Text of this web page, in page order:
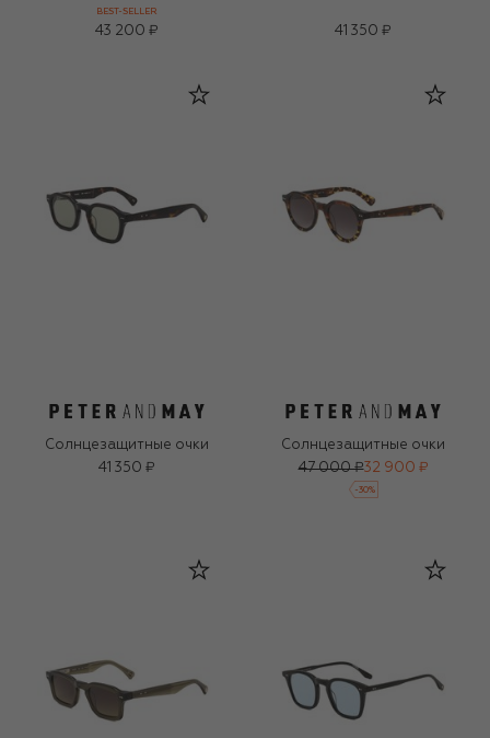
BEST-SELLER
43 200 ₽ 41 350 ₽
Солнцезащитные очки
41 350 ₽
Солнцезащитные очки
47 000 ₽32 900 ₽
-30%